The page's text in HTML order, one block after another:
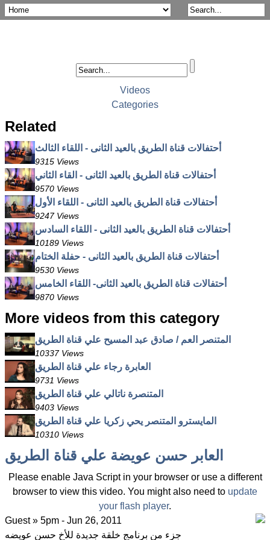
Videos
Categories
Related
أحتفالات قناة الطريق بالعيد الثانى - اللقاء الثالث
9315 Views
أحتفالات قناة الطريق بالعيد الثانى - القاء الثاني
9570 Views
أحتفالات قناة الطريق بالعيد الثانى - اللقاء الأول
9247 Views
أحتفالات قناة الطريق بالعيد الثانى - اللقاء السادس
10189 Views
أحتفالات قناة الطريق بالعيد الثانى - حفلة الختام
9530 Views
أحتفالات قناة الطريق بالعيد الثانى- اللقاء الخامس
9870 Views
More videos from this category
المتنصر العم / صادق عبد المسيح علي قناة الطريق
10337 Views
العابرة رجاء علي قناة الطريق
9731 Views
المتنصرة ناتالي علي قناة الطريق
9403 Views
المايسترو المتنصر يحي زكريا علي قناة الطريق
10310 Views
العابر حسن عويضة علي قناة الطريق
Please enable Java Script in your browser or use a different
browser to view this video. You might also need to update
your flash player.
Guest » 5pm - Jun 26, 2011
جزء من برنامج خلقة جديدة للأخ حسن عويضه